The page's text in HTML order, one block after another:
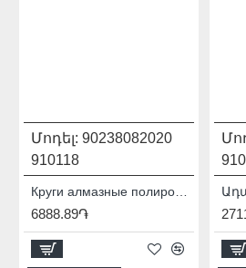
Մոդել: 90238082020
910118
6888.89֏